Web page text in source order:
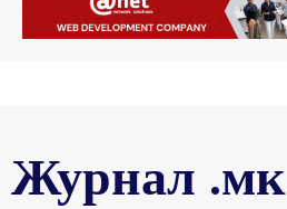
Журнал .мк